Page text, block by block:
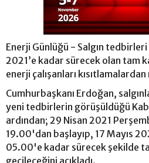
Enerji Günlüğü - Salgın tedbirleri
2021’e kadar sürecek olan tam
enerji çalışanları
Cumhurbaşkanı Erdoğan,
yeni tedbirlerin görüşüldüğü
ardından; 29 Nisan 2021
19.00'dan başlayıp, 17 Mayıs
05.00'e kadar sürecek şekilde
geçileceğini açıkladı.